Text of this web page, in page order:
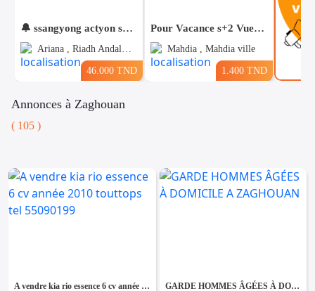
Voitures
Informatique
🔔 ssangyong actyon sports 4wd
Ariana , Riadh Andalous
46.000 TND
Pour Vacance s+2 Vue Mer en plein Zone Touristique Mahdia
Mahdia , Mahdia ville
1.400 TND
Annonces à Zaghouan
( 105 )
A vendre kia rio essence 6 cv année 2010 touttops tel 55090199 GARDE HOMMES ÂGÉES À DOMICILE A ZAGHOUAN